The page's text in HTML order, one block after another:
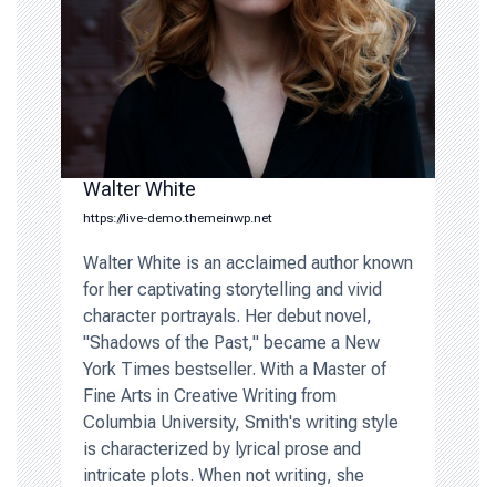
Walter White
https://live-demo.themeinwp.net
Walter White is an acclaimed author known
for her captivating storytelling and vivid
character portrayals. Her debut novel,
"Shadows of the Past," became a New
York Times bestseller. With a Master of
Fine Arts in Creative Writing from
Columbia University, Smith's writing style
is characterized by lyrical prose and
intricate plots. When not writing, she